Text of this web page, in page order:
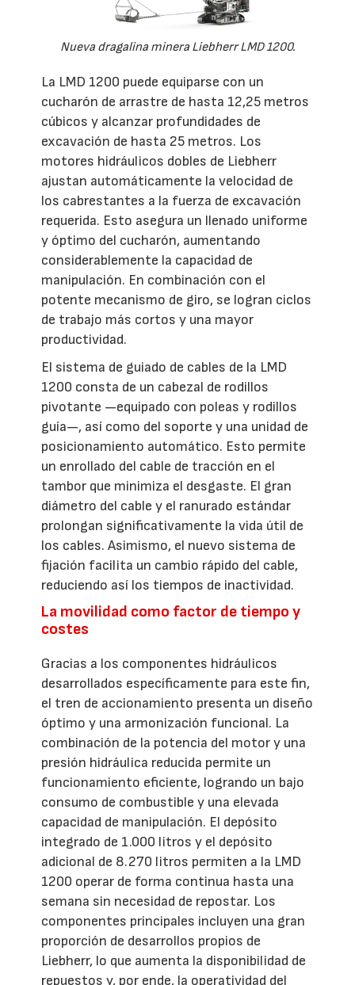
Nueva dragalina minera Liebherr LMD 1200.
La LMD 1200 puede equiparse con un
cucharón de arrastre de hasta 12,25 metros
cúbicos y alcanzar profundidades de
excavación de hasta 25 metros. Los
motores hidráulicos dobles de Liebherr
ajustan automáticamente la velocidad de
los cabrestantes a la fuerza de excavación
requerida. Esto asegura un llenado uniforme
y óptimo del cucharón, aumentando
considerablemente la capacidad de
manipulación. En combinación con el
potente mecanismo de giro, se logran ciclos
de trabajo más cortos y una mayor
productividad.
El sistema de guiado de cables de la LMD
1200 consta de un cabezal de rodillos
pivotante —equipado con poleas y rodillos
guía—, así como del soporte y una unidad de
posicionamiento automático. Esto permite
un enrollado del cable de tracción en el
tambor que minimiza el desgaste. El gran
diámetro del cable y el ranurado estándar
prolongan significativamente la vida útil de
los cables. Asimismo, el nuevo sistema de
fijación facilita un cambio rápido del cable,
reduciendo así los tiempos de inactividad.
La movilidad como factor de tiempo y
costes
Gracias a los componentes hidráulicos
desarrollados específicamente para este fin,
el tren de accionamiento presenta un diseño
óptimo y una armonización funcional. La
combinación de la potencia del motor y una
presión hidráulica reducida permite un
funcionamiento eficiente, logrando un bajo
consumo de combustible y una elevada
capacidad de manipulación. El depósito
integrado de 1.000 litros y el depósito
adicional de 8.270 litros permiten a la LMD
1200 operar de forma continua hasta una
semana sin necesidad de repostar. Los
componentes principales incluyen una gran
proporción de desarrollos propios de
Liebherr, lo que aumenta la disponibilidad de
repuestos y, por ende, la operatividad del